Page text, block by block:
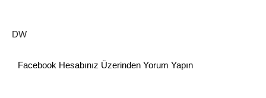
DW
Facebook Hesabınız Üzerinden Yorum Yapın